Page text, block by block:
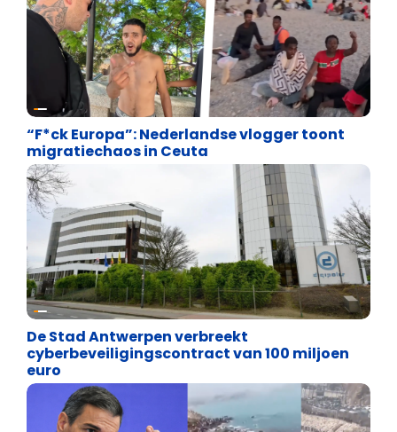
Asiel en Migratie
“F*ck Europa”: Nederlandse vlogger toont
migratiechaos in Ceuta
Binnenland politiek
De Stad Antwerpen verbreekt
cyberbeveiligingscontract van 100 miljoen
euro